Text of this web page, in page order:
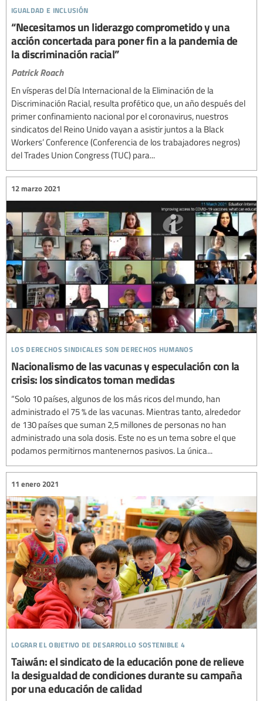
igualdad e inclusión
“Necesitamos un liderazgo comprometido y una
acción concertada para poner fin a la pandemia de
la discriminación racial”
Patrick Roach
En vísperas del Día Internacional de la Eliminación de la
Discriminación Racial, resulta profético que, un año después del
primer confinamiento nacional por el coronavirus, nuestros
sindicatos del Reino Unido vayan a asistir juntos a la Black
Workers’ Conference (Conferencia de los trabajadores negros)
del Trades Union Congress (TUC) para...
los derechos sindicales son derechos humanos
12 marzo 2021
Nacionalismo de las vacunas y especulación con la
crisis: los sindicatos toman medidas
“Solo 10 países, algunos de los más ricos del mundo, han
administrado el 75 % de las vacunas. Mientras tanto, alrededor
de 130 países que suman 2,5 millones de personas no han
administrado una sola dosis. Este no es un tema sobre el que
podamos permitirnos mantenernos pasivos. La única...
lograr el objetivo de desarrollo sostenible 4
11 enero 2021
Taiwán: el sindicato de la educación pone de relieve
la desigualdad de condiciones durante su campaña
por una educación de calidad